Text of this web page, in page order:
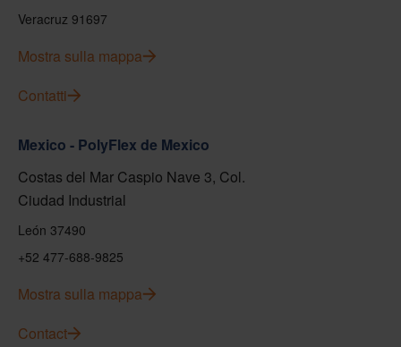
Veracruz 91697
Mostra sulla mappa
Contatti
Mexico - PolyFlex de Mexico
Costas del Mar Caspio Nave 3, Col.
Ciudad Industrial
León 37490
+52 477-688-9825
Mostra sulla mappa
Contact